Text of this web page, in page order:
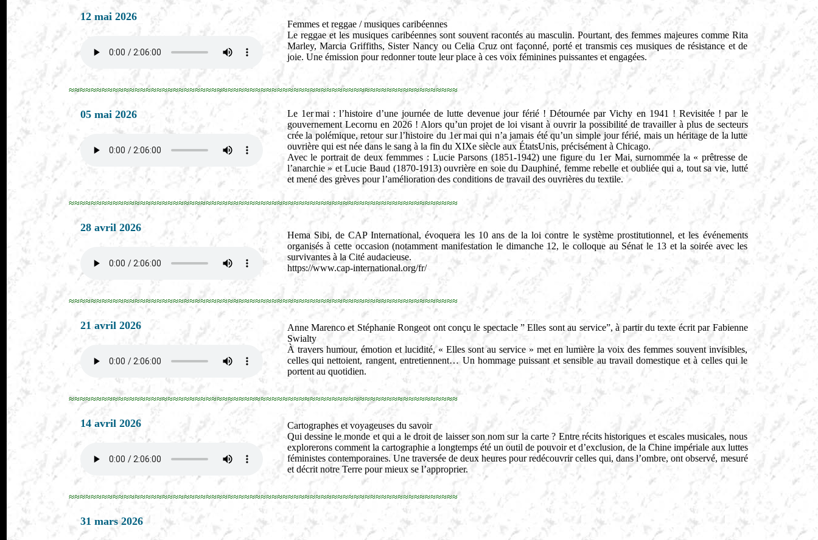
12 mai 2026
Femmes et reggae / musiques caribéennes
Le reggae et les musiques caribéennes sont souvent racontés au masculin. Pourtant, des femmes majeures comme Rita
Marley, Marcia Griffiths, Sister Nancy ou Celia Cruz ont façonné, porté et transmis ces musiques de résistance et de
joie. Une émission pour redonner toute leur place à ces voix féminines puissantes et engagées.
≈≈≈≈≈≈≈≈≈≈≈≈≈≈≈≈≈≈≈≈≈≈≈≈≈≈≈≈≈≈≈≈≈≈≈≈≈≈≈≈≈≈≈≈≈≈≈≈≈≈≈≈≈≈≈≈≈≈≈≈≈≈≈≈≈≈≈≈≈≈≈
05 mai 2026
Le 1er mai : l’histoire d’une journée de lutte devenue jour férié ! Détournée par Vichy en 1941 ! Revisitée ! par le
gouvernement Lecornu en 2026 ! Alors qu’un projet de loi visant à ouvrir la possibilité de travailler à plus de secteurs
crée la polémique, retour sur l’histoire du 1er mai qui n’a jamais été qu’un simple jour férié, mais un héritage de la lutte
ouvrière qui est née dans le sang à la fin du XIXe siècle aux ÉtatsUnis, précisément à Chicago.
Avec le portrait de deux femmmes : Lucie Parsons (1851-1942) une figure du 1er Mai, surnommée la « prêtresse de
l’anarchie » et Lucie Baud (1870-1913) ouvrière en soie du Dauphiné, femme rebelle et oubliée qui a, tout sa vie, lutté
et mené des grèves pour l’amélioration des conditions de travail des ouvrières du textile.
≈≈≈≈≈≈≈≈≈≈≈≈≈≈≈≈≈≈≈≈≈≈≈≈≈≈≈≈≈≈≈≈≈≈≈≈≈≈≈≈≈≈≈≈≈≈≈≈≈≈≈≈≈≈≈≈≈≈≈≈≈≈≈≈≈≈≈≈≈≈≈
28 avril 2026
Hema Sibi, de CAP International, évoquera les 10 ans de la loi contre le système prostitutionnel, et les événements
organisés à cette occasion (notamment manifestation le dimanche 12, le colloque au Sénat le 13 et la soirée avec les
survivantes à la Cité audacieuse.
https://www.cap-international.org/fr/
≈≈≈≈≈≈≈≈≈≈≈≈≈≈≈≈≈≈≈≈≈≈≈≈≈≈≈≈≈≈≈≈≈≈≈≈≈≈≈≈≈≈≈≈≈≈≈≈≈≈≈≈≈≈≈≈≈≈≈≈≈≈≈≈≈≈≈≈≈≈≈
21 avril 2026
Anne Marenco et Stéphanie Rongeot ont conçu le spectacle ” Elles sont au service”, à partir du texte écrit par Fabienne
Swialty
À travers humour, émotion et lucidité, « Elles sont au service » met en lumière la voix des femmes souvent invisibles,
celles qui nettoient, rangent, entretiennent… Un hommage puissant et sensible au travail domestique et à celles qui le
portent au quotidien.
≈≈≈≈≈≈≈≈≈≈≈≈≈≈≈≈≈≈≈≈≈≈≈≈≈≈≈≈≈≈≈≈≈≈≈≈≈≈≈≈≈≈≈≈≈≈≈≈≈≈≈≈≈≈≈≈≈≈≈≈≈≈≈≈≈≈≈≈≈≈≈
14 avril 2026
Cartographes et voyageuses du savoir
Qui dessine le monde et qui a le droit de laisser son nom sur la carte ? Entre récits historiques et escales musicales, nous
explorerons comment la cartographie a longtemps été un outil de pouvoir et d’exclusion, de la Chine impériale aux luttes
féministes contemporaines. Une traversée de deux heures pour redécouvrir celles qui, dans l’ombre, ont observé, mesuré
et décrit notre Terre pour mieux se l’approprier.
≈≈≈≈≈≈≈≈≈≈≈≈≈≈≈≈≈≈≈≈≈≈≈≈≈≈≈≈≈≈≈≈≈≈≈≈≈≈≈≈≈≈≈≈≈≈≈≈≈≈≈≈≈≈≈≈≈≈≈≈≈≈≈≈≈≈≈≈≈≈≈
31 mars 2026